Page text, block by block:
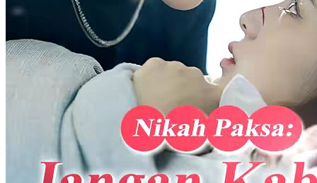
Identitas RahasiaCinta Setelah Nikah